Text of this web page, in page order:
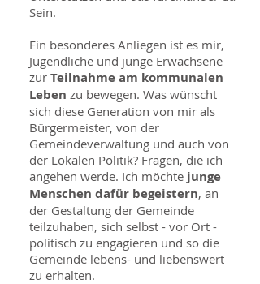
Sein.
Ein besonderes Anliegen ist es mir,
Jugendliche und junge Erwachsene
zur Teilnahme am kommunalen
Leben zu bewegen. Was wünscht
sich diese Generation von mir als
Bürgermeister, von der
Gemeindeverwaltung und auch von
der Lokalen Politik? Fragen, die ich
angehen werde. Ich möchte junge
Menschen dafür begeistern, an
der Gestaltung der Gemeinde
teilzuhaben, sich selbst - vor Ort -
politisch zu engagieren und so die
Gemeinde lebens- und liebenswert
zu erhalten.